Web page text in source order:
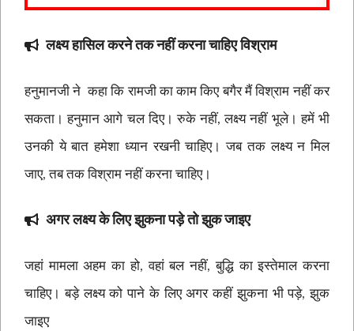
लक्ष्य हासिल करने तक नहीं करना चाहिए विश्राम
हनुमानजी ने कहा कि रामजी का काम किए बगैर मैं विश्राम नहीं कर
सकता। हनुमान आगे चल दिए। रुके नहीं, लक्ष्य नहीं भूले। हमें भी
उनकी ये बात हमेशा ध्यान रखनी चाहिए। जब तक लक्ष्य न मिल
जाए, तब तक विश्राम नहीं करना चाहिए।
अगर लक्ष्य के लिए झुकना पड़े तो झुक जाइए
जहां मामला अहम का हो, वहां बल नहीं, बुद्धि का इस्तेमाल करना
चाहिए। बड़े लक्ष्य को पाने के लिए अगर कहीं झुकना भी पड़े, झुक
जाइए